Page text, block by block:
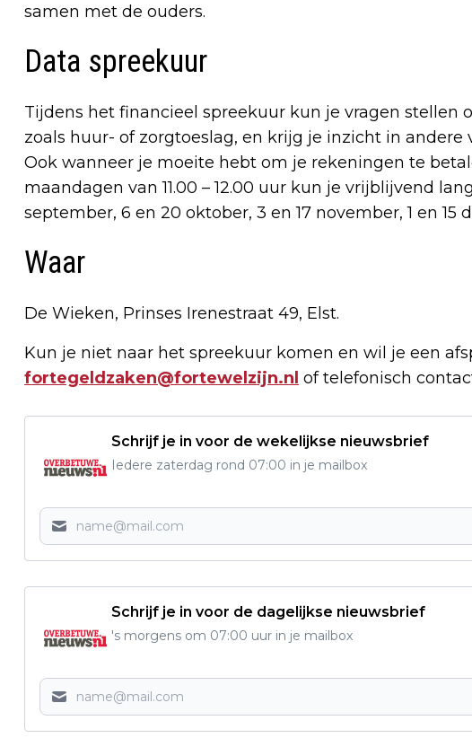
samen met de ouders.
Data spreekuur
Tijdens het financieel spreekuur kun je vragen stellen
zoals huur- of zorgtoeslag, en krijg je inzicht in
Ook wanneer je moeite hebt om je rekeningen te
maandagen van 11.00 – 12.00 uur kun je vrijblijvend
september, 6 en 20 oktober, 3 en 17 november, 1 en 15
Waar
De Wieken, Prinses Irenestraat 49, Elst.
Kun je niet naar het spreekuur komen en wil je een
fortegeldzaken@fortewelzijn.nl of telefonisch
Schrijf je in voor de wekelijkse nieuwsbrief
Iedere zaterdag rond 07:00 in je mailbox
Schrijf je in voor de dagelijkse nieuwsbrief
's morgens om 07:00 uur in je mailbox